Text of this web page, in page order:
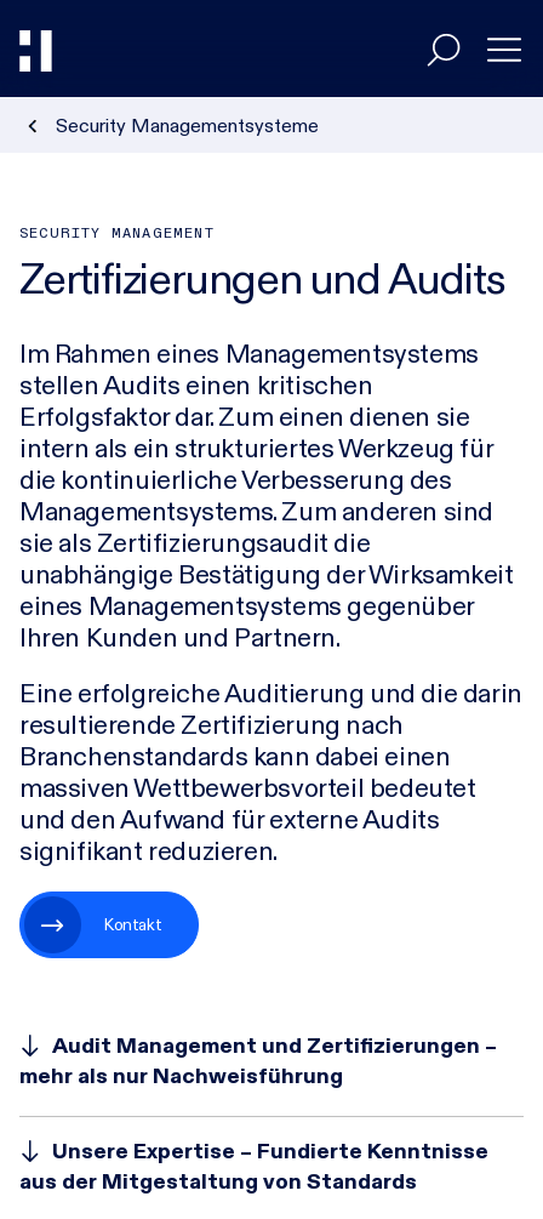
Umsetzer
HiAcademy
Magazin
Karriere
Research-Blog
Über uns
Kontakt
Incident
Security Managementsysteme
SECURITY MANAGEMENT
Zertifizierungen und Audits
Im Rahmen eines Managementsystems
stellen Audits einen kritischen
Erfolgsfaktor dar. Zum einen dienen sie
intern als ein strukturiertes Werkzeug für
die kontinuierliche Verbesserung des
Managementsystems. Zum anderen sind
sie als Zertifizierungsaudit die
unabhängige Bestätigung der Wirksamkeit
eines Managementsystems gegenüber
Ihren Kunden und Partnern.
Eine erfolgreiche Auditierung und die darin
resultierende Zertifizierung nach
Branchenstandards kann dabei einen
massiven Wettbewerbsvorteil bedeutet
und den Aufwand für externe Audits
signifikant reduzieren.
Kontakt
Audit Management und Zertifizierungen –
mehr als nur Nachweis­führung
Unsere Expertise – Fundierte Kenntnisse
aus der Mitgestaltung von Standards